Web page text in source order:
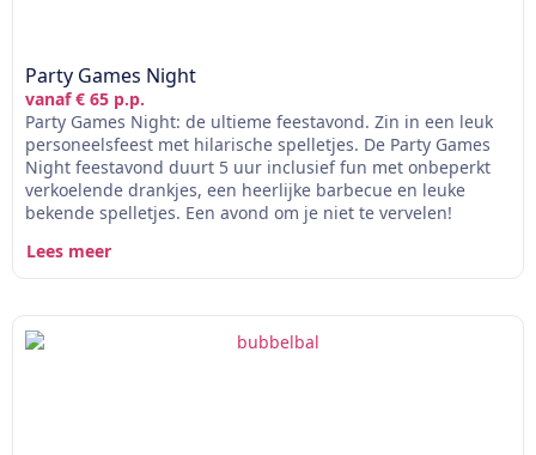
Party Games Night
vanaf € 65 p.p.
Party Games Night: de ultieme feestavond. Zin in een leuk
personeelsfeest met hilarische spelletjes. De Party Games
Night feestavond duurt 5 uur inclusief fun met onbeperkt
verkoelende drankjes, een heerlijke barbecue en leuke
bekende spelletjes. Een avond om je niet te vervelen!
Lees meer